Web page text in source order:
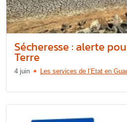
Sécheresse : alerte
Terre
4 juin Les services de l’Etat en